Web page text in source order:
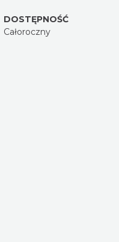
DOSTĘPNOŚĆ
Całoroczny